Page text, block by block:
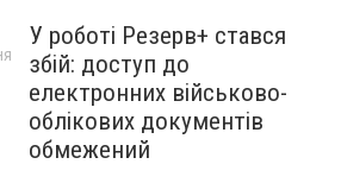
У роботі Резерв+ стався
збій: доступ до
електронних військово-
облікових документів
обмежений